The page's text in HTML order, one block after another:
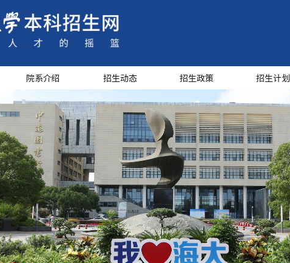
院系介绍 招生动态 招生政策 招生计划